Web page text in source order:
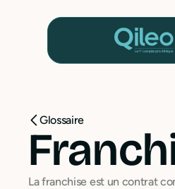
Glossaire
La franchise est un contrat